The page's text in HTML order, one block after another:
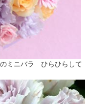
ミニバラ ひらひらして